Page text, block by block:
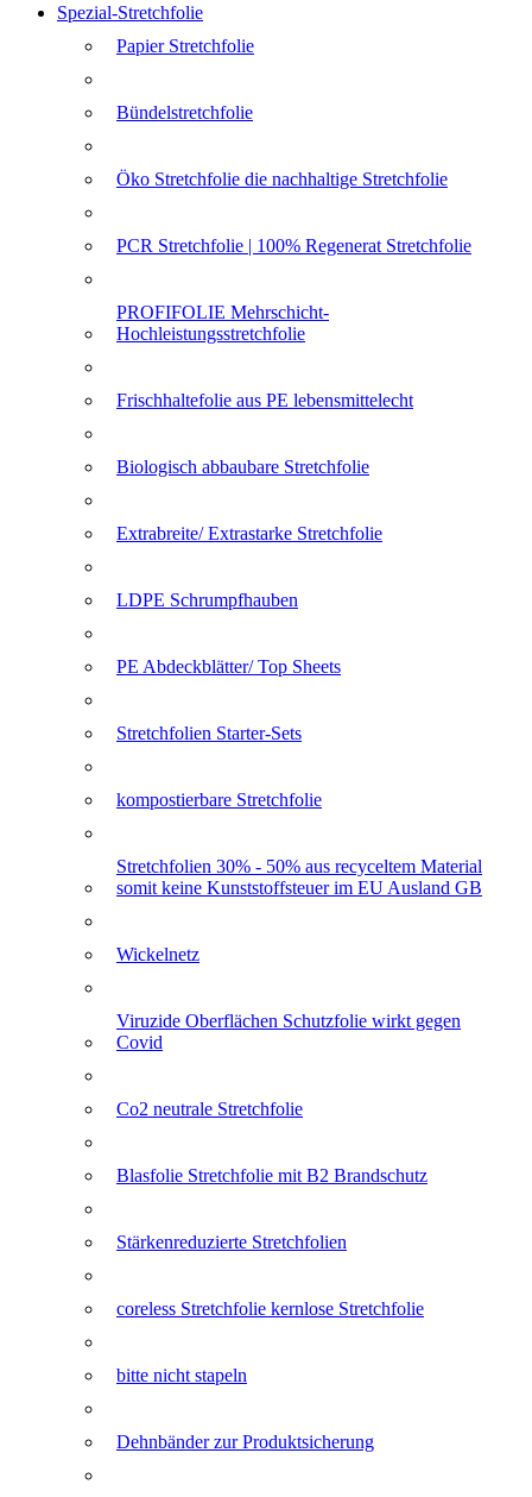
Spezial-Stretchfolie
Papier Stretchfolie
Bündelstretchfolie
Öko Stretchfolie die nachhaltige Stretchfolie
PCR Stretchfolie | 100% Regenerat Stretchfolie
PROFIFOLIE Mehrschicht-
Hochleistungsstretchfolie
Frischhaltefolie aus PE lebensmittelecht
Biologisch abbaubare Stretchfolie
Extrabreite/ Extrastarke Stretchfolie
LDPE Schrumpfhauben
PE Abdeckblätter/ Top Sheets
Stretchfolien Starter-Sets
kompostierbare Stretchfolie
Stretchfolien 30% - 50% aus recyceltem Material
somit keine Kunststoffsteuer im EU Ausland GB
Wickelnetz
Viruzide Oberflächen Schutzfolie wirkt gegen
Covid
Co2 neutrale Stretchfolie
Blasfolie Stretchfolie mit B2 Brandschutz
Stärkenreduzierte Stretchfolien
coreless Stretchfolie kernlose Stretchfolie
bitte nicht stapeln
Dehnbänder zur Produktsicherung